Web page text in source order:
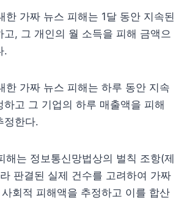
한 가짜 뉴스 피해는 1달 동안 지속된
고, 그 개인의 월 소득을 피해 금액으
.
한 가짜 뉴스 피해는 하루 동안 지속
하고 그 기업의 하루 매출액을 피해
정한다.
해는 정보통신망법상의 벌칙 조항(제
판결된 실제 건수를 고려하여 가짜
회적 피해액을 추정하고 이를 합산